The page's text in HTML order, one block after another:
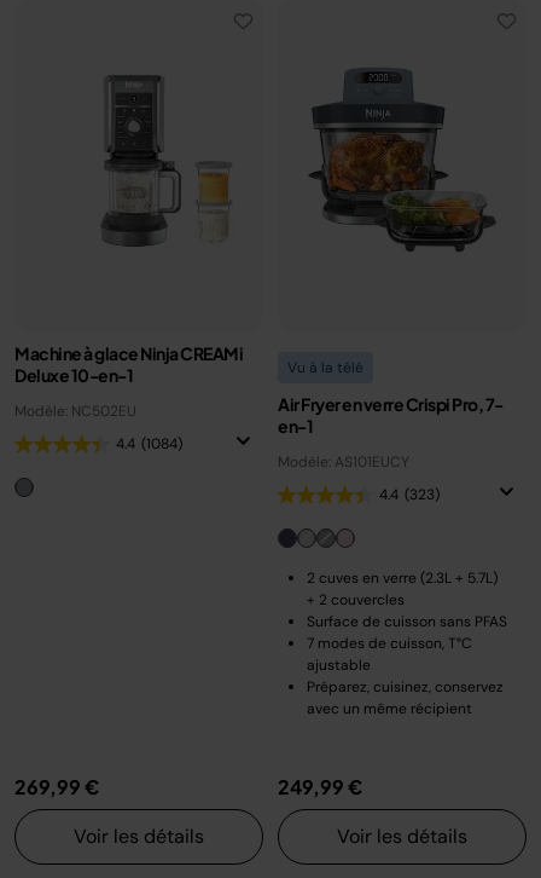
Machine à glace Ninja CREAMi
Deluxe 10-en-1
Modèle: NC502EU
4.4 (1084)
269,99 €
Voir les détails
Vu à la télé
Air Fryer en verre Crispi Pro, 7-
en-1
Modèle: AS101EUCY
4.4 (323)
2 cuves en verre (2.3L + 5.7L)
+ 2 couvercles
Surface de cuisson sans PFAS
7 modes de cuisson, T°C
ajustable
Préparez, cuisinez, conservez
avec un même récipient
249,99 €
Voir les détails